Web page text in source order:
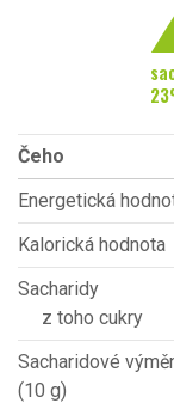
23
Čeho
Energetická
Kalorická hodnota
Sacharidy
z toho cukry
Sacharidové
(10 g)